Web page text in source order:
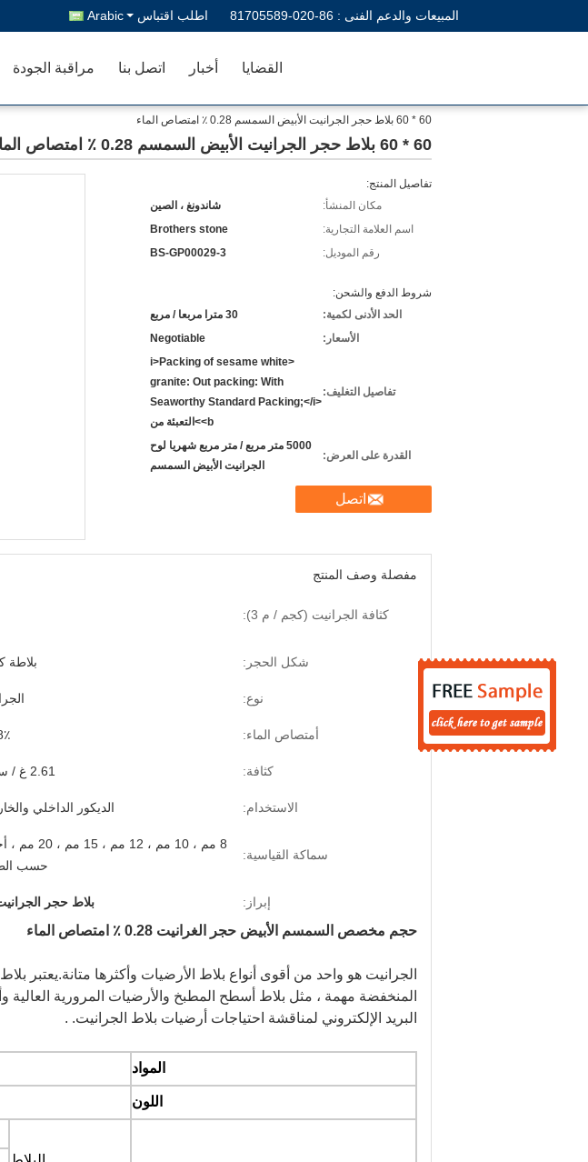
المبيعات والدعم الفنى : 86-020-81705589 اطلب اقتباس Arabic
مراقبة الجودة اتصل بنا أخبار القضايا
60 * 60 بلاط حجر الجرانيت الأبيض السمسم 0.28 ٪ امتصاص الماء
60 * 60 بلاط حجر الجرانيت الأبيض السمسم 0.28 ٪ امتصاص الماء
تفاصيل المنتج:
مكان المنشأ:
شاندونغ ، الصين
اسم العلامة التجارية:
Brothers stone
رقم الموديل:
BS-GP00029-3
شروط الدفع والشحن:
الحد الأدنى لكمية:
30 مترا مربعا / مربع
الأسعار:
Negotiable
تفاصيل التغليف:
<i>Packing of sesame white
granite: Out packing: With
Seaworthy Standard Packing;</i>
<b>التعبئة من
القدرة على العرض:
5000 متر مربع / متر مربع شهريا لوح
الجرانيت الأبيض السمسم
اتصل
مفصلة وصف المنتج
كثافة الجرانيت (كجم / م 3):
شكل الحجر: بلاطة
نوع:
أمتصاص الماء:
كثافة: 2.61 غ / سم 3
الاستخدام: الديكور الداخلي
سماكة القياسية:
8 مم ، 10 مم ، 12 مم ،
حسب
إبراز: بلاط حجر
حجم مخصص السمسم الأبيض حجر الغرانيت 0.28 ٪ امتصاص الماء
الجرانيت هو واحد من أقوى أنواع بلاط الأرضيات وأكثرها متانة.يعتبر
المنخفضة مهمة ، مثل بلاط أسطح المطبخ والأرضيات المرورية العالية
البريد الإلكتروني لمناقشة احتياجات أرضيات بلاط الجرانيت. .
المواد
اللون